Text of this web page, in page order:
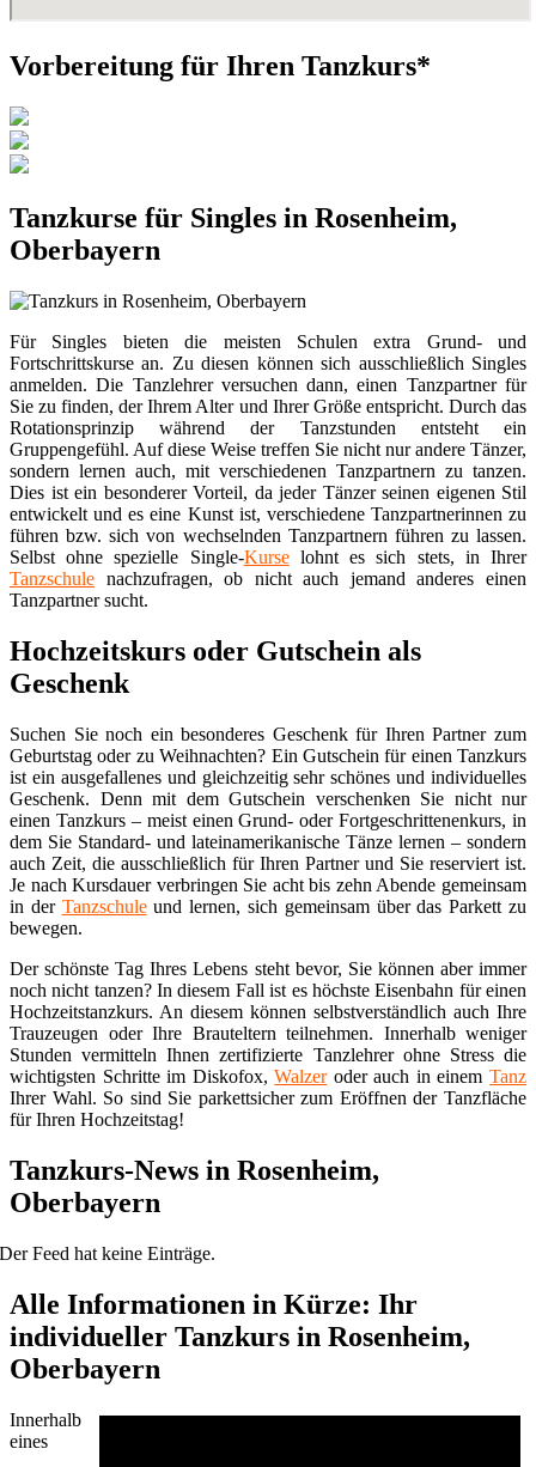
Vorbereitung für Ihren Tanzkurs*
Tanzkurse für Singles in Rosenheim,
Oberbayern
Für Singles bieten die meisten Schulen extra Grund- und
Fortschrittskurse an. Zu diesen können sich ausschließlich Singles
anmelden. Die Tanzlehrer versuchen dann, einen Tanzpartner für
Sie zu finden, der Ihrem Alter und Ihrer Größe entspricht. Durch das
Rotationsprinzip während der Tanzstunden entsteht ein
Gruppengefühl. Auf diese Weise treffen Sie nicht nur andere Tänzer,
sondern lernen auch, mit verschiedenen Tanzpartnern zu tanzen.
Dies ist ein besonderer Vorteil, da jeder Tänzer seinen eigenen Stil
entwickelt und es eine Kunst ist, verschiedene Tanzpartnerinnen zu
führen bzw. sich von wechselnden Tanzpartnern führen zu lassen.
Selbst ohne spezielle Single-Kurselohnt es sich stets, in Ihrer
Tanzschule nachzufragen, ob nicht auch jemand anderes einen
Tanzpartner sucht.
Hochzeitskurs oder Gutschein als
Geschenk
Suchen Sie noch ein besonderes Geschenk für Ihren Partner zum
Geburtstag oder zu Weihnachten? Ein Gutschein für einen Tanzkurs
ist ein ausgefallenes und gleichzeitig sehr schönes und individuelles
Geschenk. Denn mit dem Gutschein verschenken Sie nicht nur
einen Tanzkurs – meist einen Grund- oder Fortgeschrittenenkurs, in
dem Sie Standard- und lateinamerikanische Tänze lernen – sondern
auch Zeit, die ausschließlich für Ihren Partner und Sie reserviert ist.
Je nach Kursdauer verbringen Sie acht bis zehn Abende gemeinsam
in der Tanzschuleund lernen, sich gemeinsam über das Parkett zu
bewegen.
Der schönste Tag Ihres Lebens steht bevor, Sie können aber immer
noch nicht tanzen? In diesem Fall ist es höchste Eisenbahn für einen
Hochzeitstanzkurs. An diesem können selbstverständlich auch Ihre
Trauzeugen oder Ihre Brauteltern teilnehmen. Innerhalb weniger
Stunden vermitteln Ihnen zertifizierte Tanzlehrer ohne Stress die
wichtigsten Schritte im Diskofox,Walzeroder auch in einemTanz
Ihrer Wahl. So sind Sie parkettsicher zum Eröffnen der Tanzfläche
für Ihren Hochzeitstag!
Tanzkurs-News in Rosenheim,
Oberbayern
Der Feed hat keine Einträge.
Alle Informationen in Kürze: Ihr
individueller Tanzkurs in Rosenheim,
Oberbayern
Innerhalb
eines